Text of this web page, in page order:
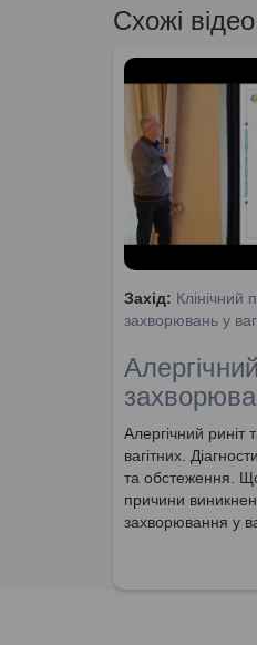
Схожі відео
Захід: Клінічний
захворювань у
Алергічний
вагітних.
та обстеження.
причини
захворювання у